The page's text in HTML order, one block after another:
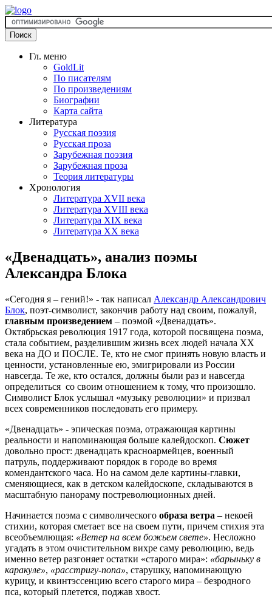
Гл. меню
GoldLit
По писателям
По произведениям
Биографии
Карта сайта
Литература
Русская поэзия
Русская проза
Зарубежная поэзия
Зарубежная проза
Теория литературы
Хронология
Литература XVII века
Литература XVIII века
Литература XIX века
Литература XX века
«Двенадцать», анализ поэмы
Александра Блока
«Сегодня я – гений!» - так написал Александр Александрович
Блок, поэт-символист, закончив работу над своим, пожалуй,
главным произведением – поэмой «Двенадцать».
Октябрьская революция 1917 года, которой посвящена поэма,
стала событием, разделившим жизнь всех людей начала ХХ
века на ДО и ПОСЛЕ. Те, кто не смог принять новую власть и
ценности, установленные ею, эмигрировали из России
навсегда. Те же, кто остался, должны были раз и навсегда
определиться со своим отношением к тому, что произошло.
Символист Блок услышал «музыку революции» и призвал
всех современников последовать его примеру.
«Двенадцать» - эпическая поэма, отражающая картины
реальности и напоминающая больше калейдоскоп. Сюжет
довольно прост: двенадцать красноармейцев, военный
патруль, поддерживают порядок в городе во время
комендантского часа. Но на самом деле картины-главки,
сменяющиеся, как в детском калейдоскопе, складываются в
масштабную панораму постреволюционных дней.
Начинается поэма с символического образа ветра – некоей
стихии, которая сметает все на своем пути, причем стихия эта
всеобъемлющая: «Ветер на всем божьем свете». Несложно
угадать в этом очистительном вихре саму революцию, ведь
именно ветер разгоняет остатки «старого мира»: «барыньку в
каракуле», «расстригу-попа», старушку, напоминающую
курицу, и квинтэссенцию всего старого мира – безродного
пса, который плетется, поджав хвост.